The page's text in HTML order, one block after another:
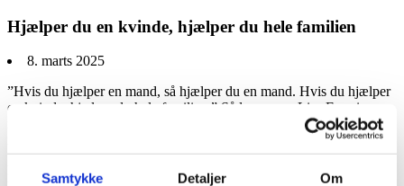
Samtykke Detaljer Om
Hjælper du en kvinde, hjælper du hele familien
8. marts 2025
”Hvis du hjælper en mand, så hjælper du en mand. Hvis du hjælper
en kvinde, hjælper du hele familien.” Sådan svarer Lise Emming,
når hun bliver spurgt, hvad der inspirerer hende mest i samarbejdet
Lise Emming har besøgt begge lande utallige gange. Som teenager